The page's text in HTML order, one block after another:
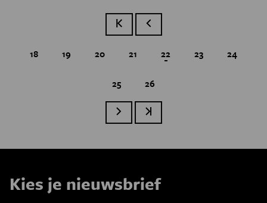
Paginatie
Eerste paginaVorige pagina
Page
18 Page
19 Page
20 Page
21 Huidige pagina
22 Page
23 Page
24
Page
25 Page
26
Volgende paginaLaatste pagina
Kies je nieuwsbrief